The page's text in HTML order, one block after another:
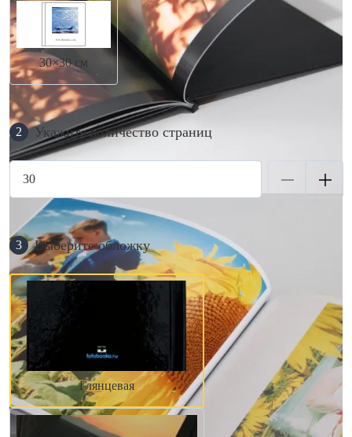
30×30 см
2 Укажите количество страниц
3 Выберите обложку
Глянцевая